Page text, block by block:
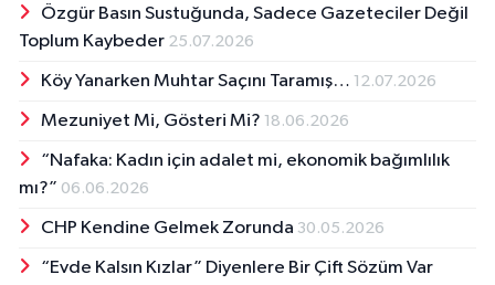
Özgür Basın Sustuğunda, Sadece Gazeteciler Değil
Toplum Kaybeder 25.07.2026
Köy Yanarken Muhtar Saçını Taramış… 12.07.2026
Mezuniyet Mi, Gösteri Mi? 18.06.2026
“Nafaka: Kadın için adalet mi, ekonomik bağımlılık
mı?” 06.06.2026
CHP Kendine Gelmek Zorunda 30.05.2026
“Evde Kalsın Kızlar” Diyenlere Bir Çift Sözüm Var